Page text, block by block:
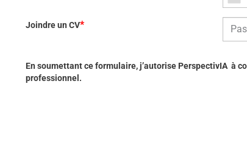
Joindre un CV*
En soumettant ce formulaire, j’autorise PerspectivIA à
professionnel.